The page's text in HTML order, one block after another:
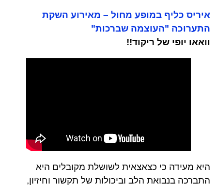
איריס כליף במופע מחול – מאירוע השקת
התערוכה "העוצמה שברכות"
וואאו יופי של ריקוד!!
היא מעידה כי כצאצאית לשושלת מקובלים היא
התברכה בנבואת הלב וביכולות של תקשור וחיזיון,